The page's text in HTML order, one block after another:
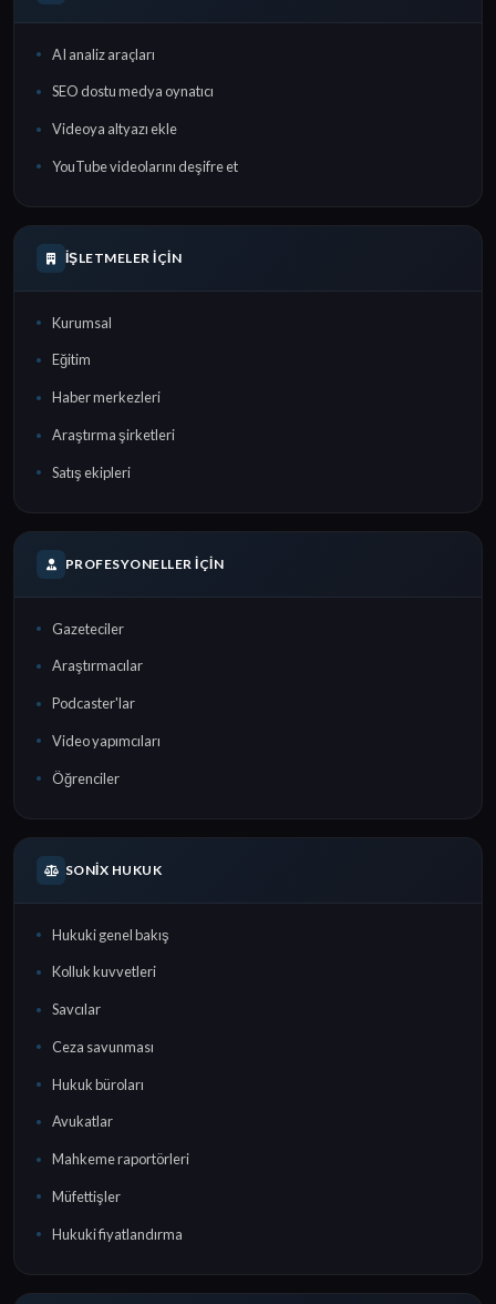
AI analiz araçları
SEO dostu medya oynatıcı
Videoya altyazı ekle
YouTube videolarını deşifre et
İŞLETMELER İÇIN
Kurumsal
Eğitim
Haber merkezleri
Araştırma şirketleri
Satış ekipleri
PROFESYONELLER İÇIN
Gazeteciler
Araştırmacılar
Podcaster'lar
Video yapımcıları
Öğrenciler
SONIX HUKUK
Hukuki genel bakış
Kolluk kuvvetleri
Savcılar
Ceza savunması
Hukuk büroları
Avukatlar
Mahkeme raportörleri
Müfettişler
Hukuki fiyatlandırma